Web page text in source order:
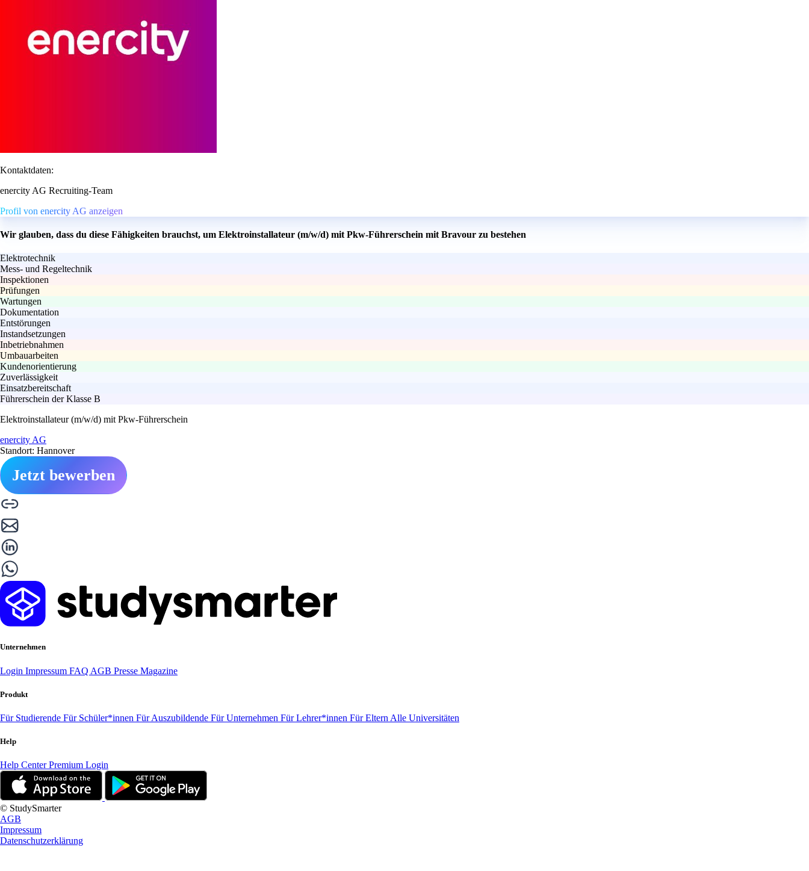
Kontaktdaten:
enercity AG Recruiting-Team
Profil von enercity AG anzeigen
Wir glauben, dass du diese Fähigkeiten brauchst, um Elektroinstallateur (m/w/d) mit Pkw-Führerschein mit Bravour zu bestehen
Elektrotechnik
Mess- und Regeltechnik
Inspektionen
Prüfungen
Wartungen
Dokumentation
Entstörungen
Instandsetzungen
Inbetriebnahmen
Umbauarbeiten
Kundenorientierung
Zuverlässigkeit
Einsatzbereitschaft
Führerschein der Klasse B
Elektroinstallateur (m/w/d) mit Pkw-Führerschein
enercity AG
Standort: Hannover
Jetzt bewerben
Unternehmen
Login Impressum FAQ AGB Presse Magazine
Produkt
Für Studierende Für Schüler*innen Für Auszubildende Für Unternehmen Für Lehrer*innen Für Eltern Alle Universitäten
Help
Help CenterPremium Login
© StudySmarter
AGB
Impressum
Datenschutzerklärung